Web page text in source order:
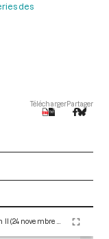
des
TéléchargerPartager